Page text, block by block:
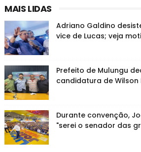
MAIS LIDAS
Adriano Galdino
vice de Lucas; veja
Prefeito de Mulungu
candidatura de Wilson
Durante convenção,
"serei o senador das